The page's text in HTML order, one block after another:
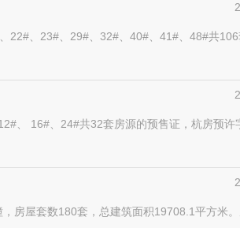
22#、23#、29#、32#、40#、41#、48#共
、 16#、24#共32套房源的预售证，杭房预许
房屋套数180套，总建筑面积19708.1平方米